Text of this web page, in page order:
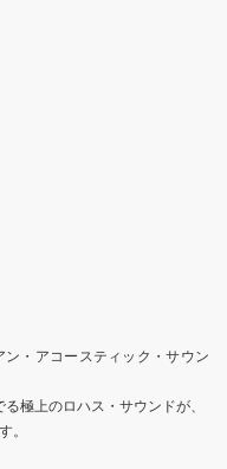
・アコースティック・サウン
極上のロハス・サウンドが、
。